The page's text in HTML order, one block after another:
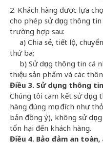
2. Khách hàng được lựa
cho phép sử dụng thông
trường hợp sau:
a) Chia sẻ, tiết lộ,
thứ ba;
b) Sử dụng thông tin cá
thiệu sản phẩm và các
Điều 3. Sử dụng thông
Chúng tôi cam kết sử dụng
hàng đúng mục đích như
bản đồng ý), không sử
tổn hại đến khách hàng.
Điều 4. Bảo đảm an